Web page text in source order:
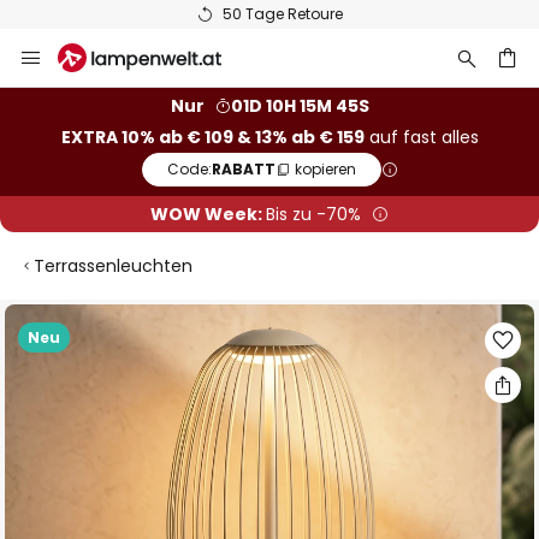
50 Tage Retoure
Inhalt
Nur
01D 10H 15M 44S
EXTRA 10% ab € 109 & 13% ab € 159auf fast alles
Code:RABATT kopieren
WOW Week:Bis zu -70%
Terrassenleuchten
Neu
Zum
Ende